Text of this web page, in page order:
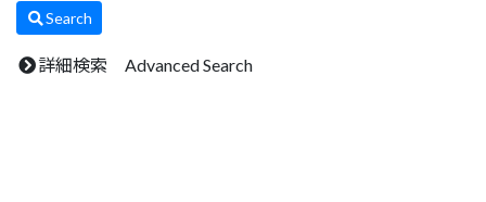
Search
詳細検索 Advanced Search